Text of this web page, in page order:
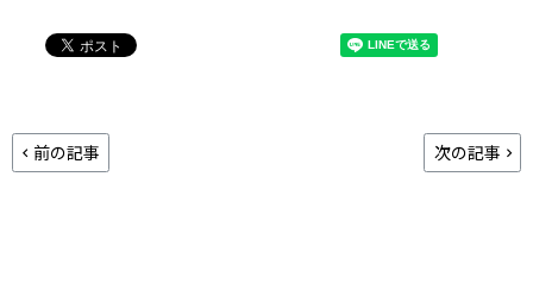
前の記事 次の記事